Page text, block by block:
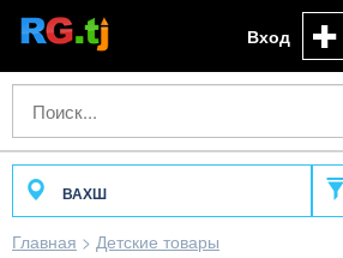
Вход
ВАХШ
Главная > Детские товары